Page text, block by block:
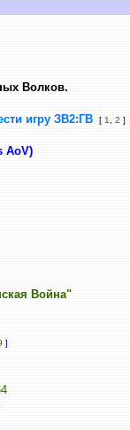
Волков.
игру ЗВ2:ГВ [ 1 2 ]
AoV)
Война"
]